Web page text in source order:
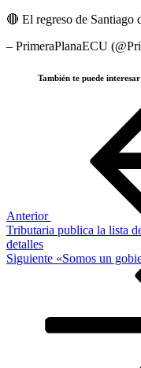
🔴 El regreso de Santiago
– PrimeraPlanaECU
También te puede
Anterior
Tributaria publica la lista
detalles
Siguiente
Siguiente «Somos un